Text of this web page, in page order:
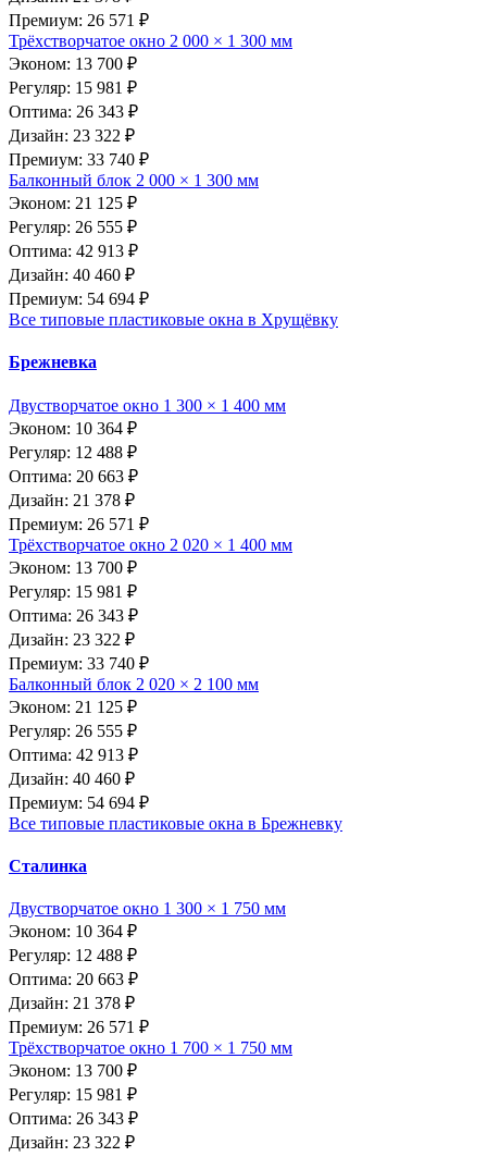
Премиум: 26 571 ₽
Трёхстворчатое окно 2 000 × 1 300 мм
Эконом: 13 700 ₽
Регуляр: 15 981 ₽
Оптима: 26 343 ₽
Дизайн: 23 322 ₽
Премиум: 33 740 ₽
Балконный блок 2 000 × 1 300 мм
Эконом: 21 125 ₽
Регуляр: 26 555 ₽
Оптима: 42 913 ₽
Дизайн: 40 460 ₽
Премиум: 54 694 ₽
Все типовые пластиковые окна в Хрущёвку
Брежневка
Двустворчатое окно 1 300 × 1 400 мм
Эконом: 10 364 ₽
Регуляр: 12 488 ₽
Оптима: 20 663 ₽
Дизайн: 21 378 ₽
Премиум: 26 571 ₽
Трёхстворчатое окно 2 020 × 1 400 мм
Эконом: 13 700 ₽
Регуляр: 15 981 ₽
Оптима: 26 343 ₽
Дизайн: 23 322 ₽
Премиум: 33 740 ₽
Балконный блок 2 020 × 2 100 мм
Эконом: 21 125 ₽
Регуляр: 26 555 ₽
Оптима: 42 913 ₽
Дизайн: 40 460 ₽
Премиум: 54 694 ₽
Все типовые пластиковые окна в Брежневку
Сталинка
Двустворчатое окно 1 300 × 1 750 мм
Эконом: 10 364 ₽
Регуляр: 12 488 ₽
Оптима: 20 663 ₽
Дизайн: 21 378 ₽
Премиум: 26 571 ₽
Трёхстворчатое окно 1 700 × 1 750 мм
Эконом: 13 700 ₽
Регуляр: 15 981 ₽
Оптима: 26 343 ₽
Дизайн: 23 322 ₽